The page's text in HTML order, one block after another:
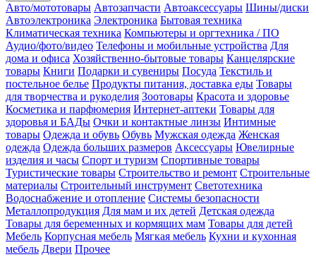
Авто/мототовары Автозапчасти Автоаксессуары Шины/диски
Автоэлектроника Электроника Бытовая техника
Климатическая техника Компьютеры и оргтехника / ПО
Аудио/фото/видео Телефоны и мобильные устройства Для
дома и офиса Хозяйственно-бытовые товары Канцелярские
товары Книги Подарки и сувениры Посуда Текстиль и
постельное белье Продукты питания, доставка еды Товары
для творчества и рукоделия Зоотовары Красота и здоровье
Косметика и парфюмерия Интернет-аптеки Товары для
здоровья и БАДы Очки и контактные линзы Интимные
товары Одежда и обувь Обувь Мужская одежда Женская
одежда Одежда больших размеров Аксессуары Ювелирные
изделия и часы Спорт и туризм Спортивные товары
Туристические товары Строительство и ремонт Строительные
материалы Строительный инструмент Светотехника
Водоснабжение и отопление Системы безопасности
Металлопродукция Для мам и их детей Детская одежда
Товары для беременных и кормящих мам Товары для детей
Мебель Корпусная мебель Мягкая мебель Кухни и кухонная
мебель Двери Прочее